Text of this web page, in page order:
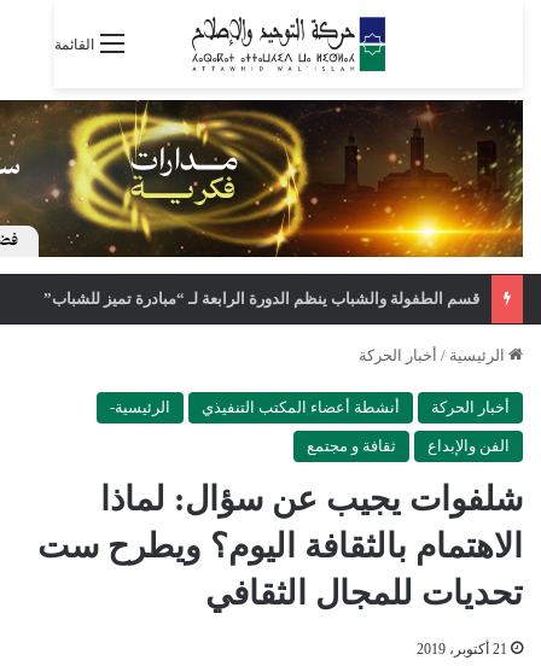
القائمة
قسم الطفولة والشباب ينظم الدورة الرابعة لـ “مبادرة تميز للشباب”
الرئيسية / أخبار الحركة
أخبار الحركة أنشطة أعضاء المكتب التنفيذي الرئيسية-
الفن والإبداع ثقافة و مجتمع
شلفوات يجيب عن سؤال: لماذا
الاهتمام بالثقافة اليوم؟ ويطرح ست
تحديات للمجال الثقافي
21 أكتوبر، 2019